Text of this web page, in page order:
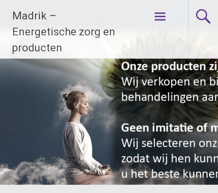
naarMadrik –
Energetische zorg en
producten